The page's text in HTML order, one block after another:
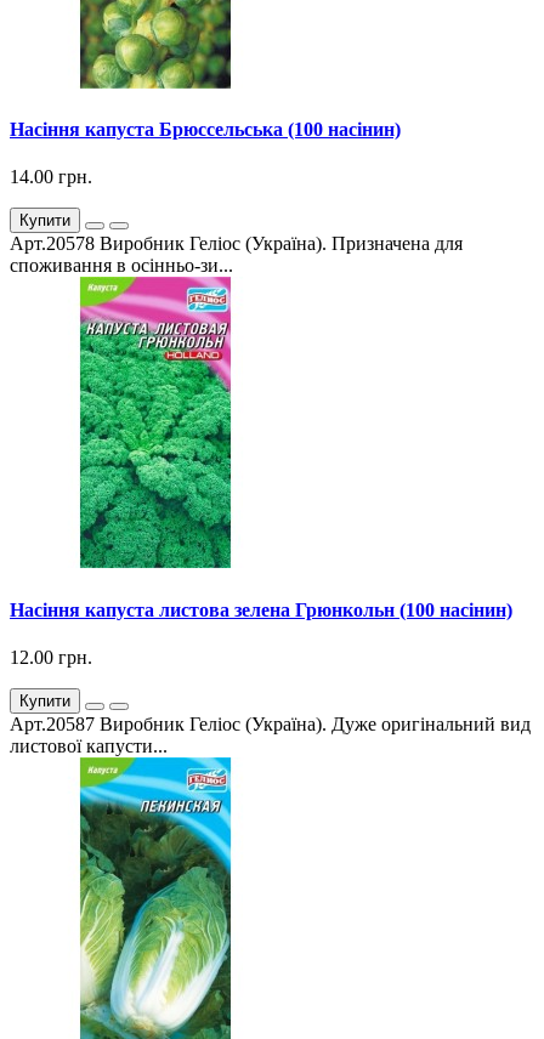
Насіння капуста Брюссельська (100 насінин)
14.00 грн.
Купити
Арт.20578 Виробник Геліос (Україна). Призначена для
споживання в осінньо-зи...
Насіння капуста листова зелена Грюнкольн (100 насінин)
12.00 грн.
Купити
Арт.20587 Виробник Геліос (Україна). Дуже оригінальний вид
листової капусти...